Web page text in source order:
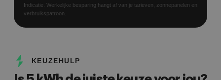
Indicatie. Werkelijke besparing hangt af van je tarieven, zonnepanelen en
verbruikspatroon.
KEUZEHULP